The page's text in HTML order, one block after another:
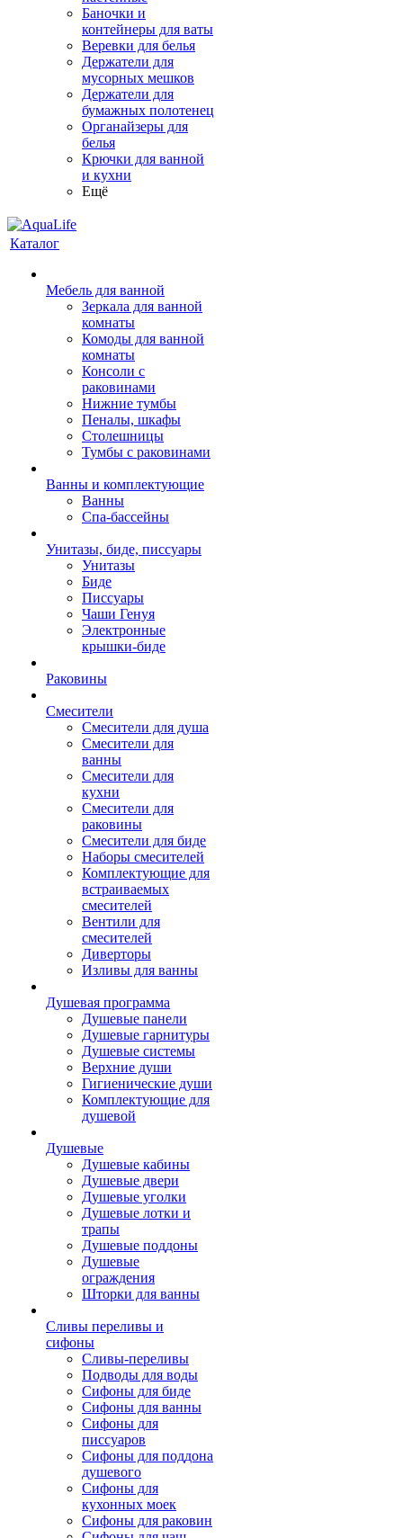
Баночки и
контейнеры для ваты
Веревки для белья
Держатели для
мусорных мешков
Держатели для
бумажных полотенец
Органайзеры для
белья
Крючки для ванной
и кухни
Ещё
Каталог
Мебель для ванной
Зеркала для ванной
комнаты
Комоды для ванной
комнаты
Консоли с
раковинами
Нижние тумбы
Пеналы, шкафы
Столешницы
Тумбы с раковинами
Ванны и комплектующие
Ванны
Спа-бассейны
Унитазы, биде, писсуары
Унитазы
Биде
Писсуары
Чаши Генуя
Электронные
крышки-биде
Раковины
Смесители
Смесители для душа
Смесители для
ванны
Смесители для
кухни
Смесители для
раковины
Смесители для биде
Наборы смесителей
Комплектующие для
встраиваемых
смесителей
Вентили для
смесителей
Диверторы
Изливы для ванны
Душевая программа
Душевые панели
Душевые гарнитуры
Душевые системы
Верхние души
Гигиенические души
Комплектующие для
душевой
Душевые
Душевые кабины
Душевые двери
Душевые уголки
Душевые лотки и
трапы
Душевые поддоны
Душевые
ограждения
Шторки для ванны
Сливы переливы и
сифоны
Сливы-переливы
Подводы для воды
Сифоны для биде
Сифоны для ванны
Сифоны для
писсуаров
Сифоны для поддона
душевого
Сифоны для
кухонных моек
Сифоны для раковин